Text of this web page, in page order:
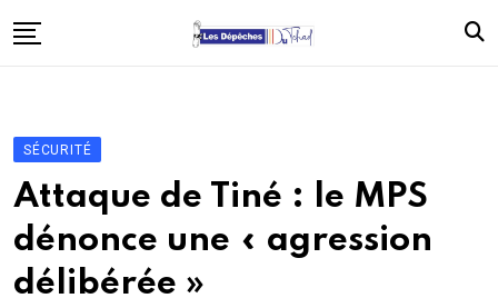
to
Économie
Santé
Éducation
Société
SÉCURITÉ
Attaque de Tiné : le MPS
dénonce une « agression
délibérée »